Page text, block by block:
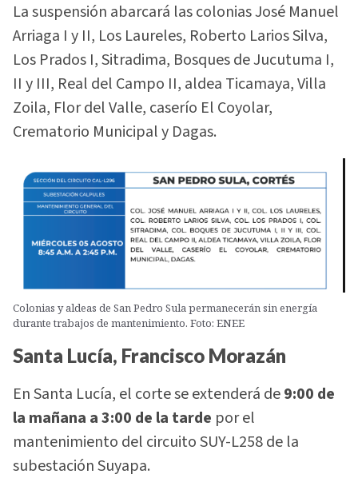
La suspensión abarcará las colonias José Manuel
Arriaga I y II, Los Laureles, Roberto Larios Silva,
Los Prados I, Sitradima, Bosques de Jucutuma I,
II y III, Real del Campo II, aldea Ticamaya, Villa
Zoila, Flor del Valle, caserío El Coyolar,
Crematorio Municipal y Dagas.
Colonias y aldeas de San Pedro Sula permanecerán sin energía
durante trabajos de mantenimiento. Foto: ENEE
Santa Lucía, Francisco Morazán
En Santa Lucía, el corte se extenderá de9:00 de
la mañana a 3:00 de la tarde por el
mantenimiento del circuito SUY-L258 de la
subestación Suyapa.